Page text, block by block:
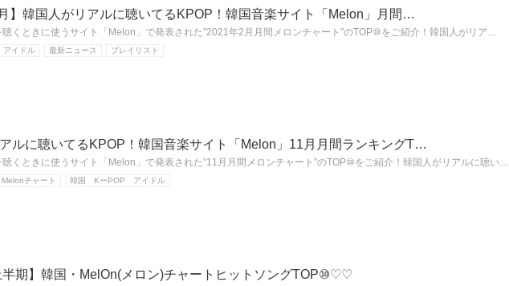
】韓国人がリアルに聴いてるKPOP！韓国音楽サイト「Melon」月間…
くときに使うサイト「Melon」で発表された”2021年2月月間メロンチャート”のTOP⑩をご紹介！韓国人がリア…
イドル 最新ニュース プレイリスト
ルに聴いてるKPOP！韓国音楽サイト「Melon」11月月間ランキングT…
くときに使うサイト「Melon」で発表された”11月月間メロンチャート”のTOP⑩をご紹介！韓国人がリアルに聴い…
Melonチャート 韓国 KーPOP アイドル
半期】韓国・MelOn(メロン)チャートヒットソングTOP⑩♡♡